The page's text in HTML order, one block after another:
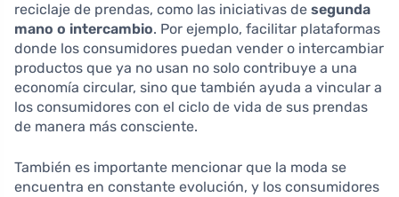
reciclaje de prendas, como las iniciativas de segunda
mano o intercambio. Por ejemplo, facilitar plataformas
donde los consumidores puedan vender o intercambiar
productos que ya no usan no solo contribuye a una
economía circular, sino que también ayuda a vincular a
los consumidores con el ciclo de vida de sus prendas
de manera más consciente.
También es importante mencionar que la moda se
encuentra en constante evolución, y los consumidores